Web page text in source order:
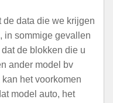
de data die we krijgen
in sommige gevallen
de blokken die u
ander model bv
het voorkomen
model auto, het